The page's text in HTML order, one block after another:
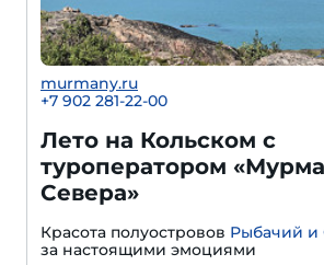
murmany.ru
+7 902 281-22-00
Лето на Кольском с
туроператором
Севера»
Красота полуостровов Рыбачий и
за настоящими эмоциями